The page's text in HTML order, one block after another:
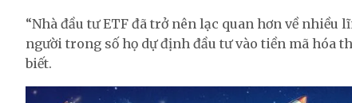
“Nhà đầu tư ETF đã trở nên lạc quan hơn về
người trong số họ dự định đầu tư vào tiền mã hóa
biết.